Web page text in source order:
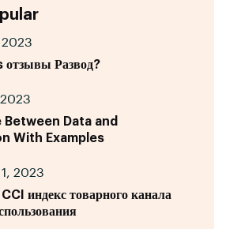
отзывы Развод?
Between Data and
With Examples
2023
индекс товарного канала